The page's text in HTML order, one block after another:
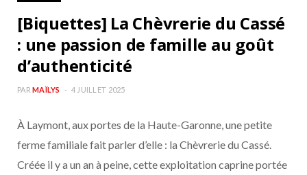
o g
[Biquettes] La Chèvrerie du Cassé
: une passion de famille au goût
d’authenticité
PAR MAÏLYS 4 JUILLET 2025
À Laymont, aux portes de la Haute-Garonne, une petite
ferme familiale fait parler d’elle : la Chèvrerie du Cassé.
Créée il y a un an à peine, cette exploitation caprine portée